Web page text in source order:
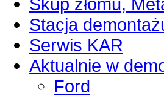
Stacja
Serwis KAR
Aktualnie w
Ford